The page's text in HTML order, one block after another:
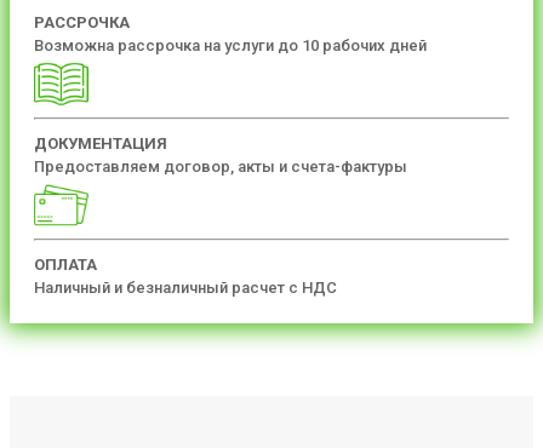
РАССРОЧКА
Возможна рассрочка на услуги до 10 рабочих дней
ДОКУМЕНТАЦИЯ
Предоставляем договор, акты и счета-фактуры
ОПЛАТА
Наличный и безналичный расчет с НДС